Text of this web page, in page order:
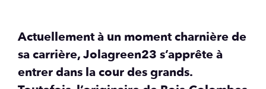
Actuellement à un moment charnière de
sa carrière, Jolagreen23 s’apprête à
entrer dans la cour des grands.